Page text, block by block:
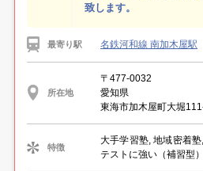
致します。
最寄り駅 名鉄河和線 南加木屋駅
所在地
〒477-0032
愛知県
東海市加木屋町大堀
特徴
大手学習塾, 地域密着
テストに強い（補習型